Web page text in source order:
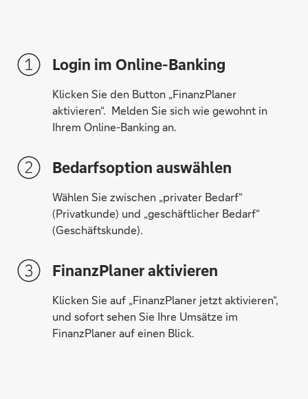
Login im Online-Banking
Klicken Sie den Button „FinanzPlaner
aktivieren“. Melden Sie sich wie gewohnt in
Ihrem Online-Banking an.
Bedarfsoption auswählen
Wählen Sie zwischen „privater Bedarf“
(Privatkunde) und „geschäftlicher Bedarf“
(Geschäftskunde).
FinanzPlaner aktivieren
Klicken Sie auf „FinanzPlaner jetzt aktivieren“,
und sofort sehen Sie Ihre Umsätze im
FinanzPlaner auf einen Blick.